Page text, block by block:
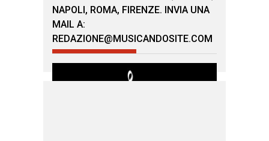
NAPOLI, ROMA, FIRENZE. INVIA UNA
MAIL A:
REDAZIONE@MUSICANDOSITE.COM